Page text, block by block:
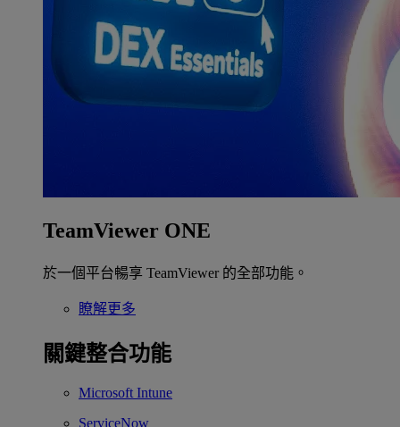
TeamViewer ONE
於一個平台暢享 TeamViewer 的全部功能。
瞭解更多
關鍵整合功能
Microsoft Intune
ServiceNow